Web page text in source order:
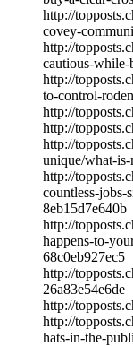
http://
covey-
http://
cautious-
http://
to-control-
http://
http://
http://
unique/what-
http://
countless-jobs-
8eb15d7e640b
http://
happens-to-
68c0eb927ec5
http://
26a83e54e6de
http://
http://
hats-in-the-